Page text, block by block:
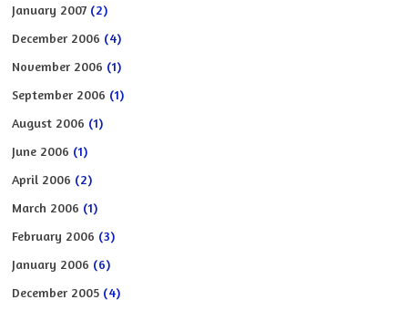
January 2007 (2)
December 2006 (4)
November 2006 (1)
September 2006 (1)
August 2006 (1)
June 2006 (1)
April 2006 (2)
March 2006 (1)
February 2006 (3)
January 2006 (6)
December 2005 (4)